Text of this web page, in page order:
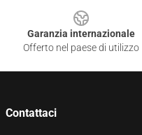
Garanzia internazionale
Offerto nel paese di utilizzo
Contattaci